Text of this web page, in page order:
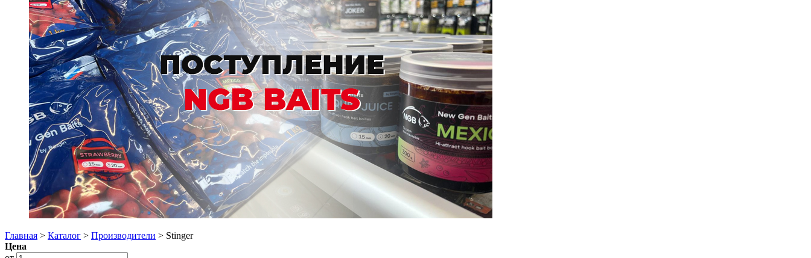
Главная > Каталог > Производители > Stinger
Цена